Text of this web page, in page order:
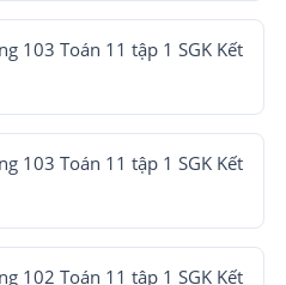
103 Toán 11 tập 1 SGK Kết
103 Toán 11 tập 1 SGK Kết
102 Toán 11 tập 1 SGK Kết